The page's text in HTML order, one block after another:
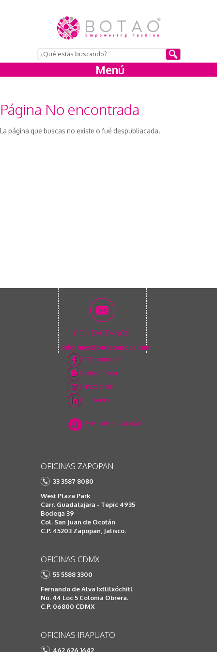
Menú
Página No encontrada
La página que buscas no existe o fué despubliacada.
CONTÁCTANOS
informes@botaomoda.com
/Botaomoda
Botaomoda
Instagram
Linkedin
Aviso de privacidad
OFICINAS ZAPOPAN
33 3587 8080
West Plaza Park
Carr. Guadalajara - Tepic 4935
Bodega 39
Col. San Juan de Ocotán
C.P. 45203 Zapopan, Jalisco.
OFICINAS CDMX
55 5588 3300
Fernando de Alva Ixtlilxóchitl
No. 44 Loc 5 Colonia Obrera.
C.P. 06800 CDMX
OFICINAS IRAPUATO
462 626 1642